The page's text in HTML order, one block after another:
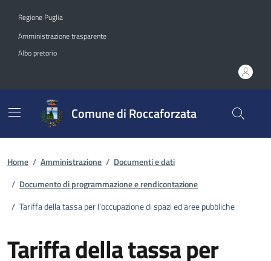
Regione Puglia
Amministrazione trasparente
Albo pretorio
Comune di Roccaforzata
Home / Amministrazione / Documenti e dati
/ Documento di programmazione e rendicontazione
/ Tariffa della tassa per l’occupazione di spazi ed aree pubbliche
Tariffa della tassa per